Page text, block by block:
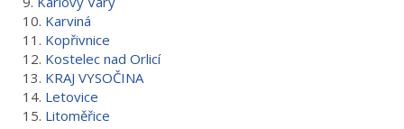
10. Karviná
11. Kopřivnice
12. Kostelec nad Orlicí
13. KRAJ VYSOČINA
14. Letovice
15. Litoměřice